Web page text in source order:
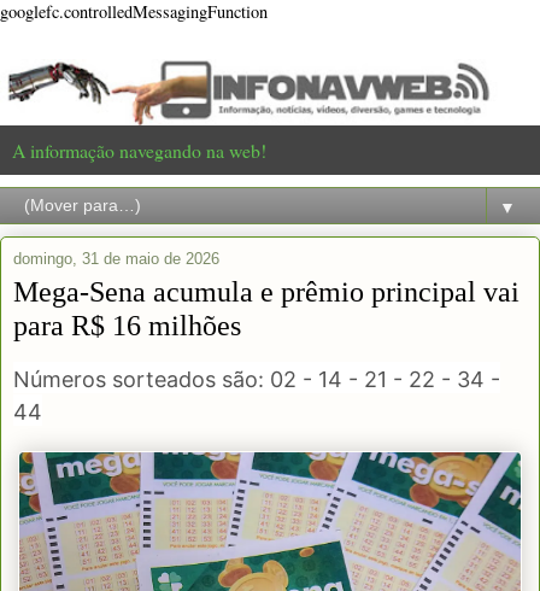
googlefc.controlledMessagingFunction
A informação navegando na web!
▼
domingo, 31 de maio de 2026
Mega-Sena acumula e prêmio principal vai
para R$ 16 milhões
Números sorteados são: 02 - 14 - 21 - 22 - 34 -
44